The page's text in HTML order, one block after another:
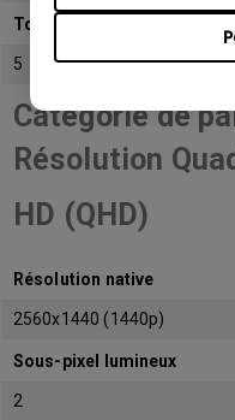
Total de sous-pixels
5
Catégorie de
Résolution
HD (QHD)
Résolution native
2560x1440 (1440p)
Sous-pixel lumineux
2